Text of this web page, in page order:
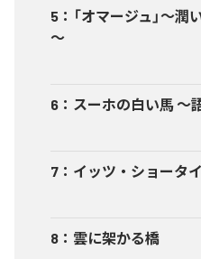
5 ： 「オマージュ」～
～
6 ： スーホの白い馬 ～
7 ： イッツ・ショータ
8 ： 雲に架かる橋